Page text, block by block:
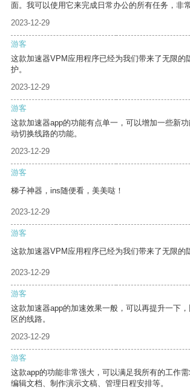
面。我可以使用它来完成日常办公的所有任务，非常
2023-12-29
游客
这款加速器VPM应用程序已经为我们带来了无限的
护。
2023-12-29
游客
这款加速器app的功能有点单一，可以增加一些新
动切换线路的功能。
2023-12-29
游客
梯子神器，ins随便看，美美哒！
2023-12-29
游客
这款加速器VPM应用程序已经为我们带来了无限的
2023-12-29
游客
这款加速器app的加速效果一般，可以再提升一下
区的线路。
2023-12-29
游客
这款app的功能非常强大，可以满足我所有的工作
编辑文档、制作演示文稿、管理日程安排等。